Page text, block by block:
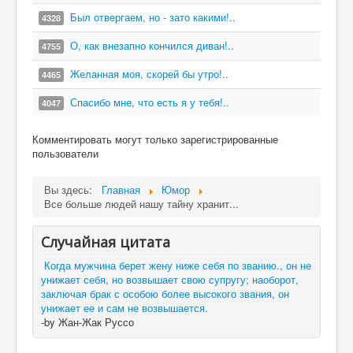
4328 Был отвергаем, но - зато какими!..
4755 О, как внезапно кончился диван!..
4465 Желанная моя, скорей бы утро!..
4047 Спасибо мне, что есть я у тебя!..
Комментировать могут только зарегистрированные
пользователи
Вы здесь: Главная
Юмор
Все больше людей нашу тайну хранит...
Случайная цитата
Когда мужчина берет жену ниже себя по званию., он не
унижает себя, но возвышает свою супругу; наоборот,
заключая брак с особою более высокого звания, он
унижает ее и сам не возвышается.
-by Жан-Жак Руссо